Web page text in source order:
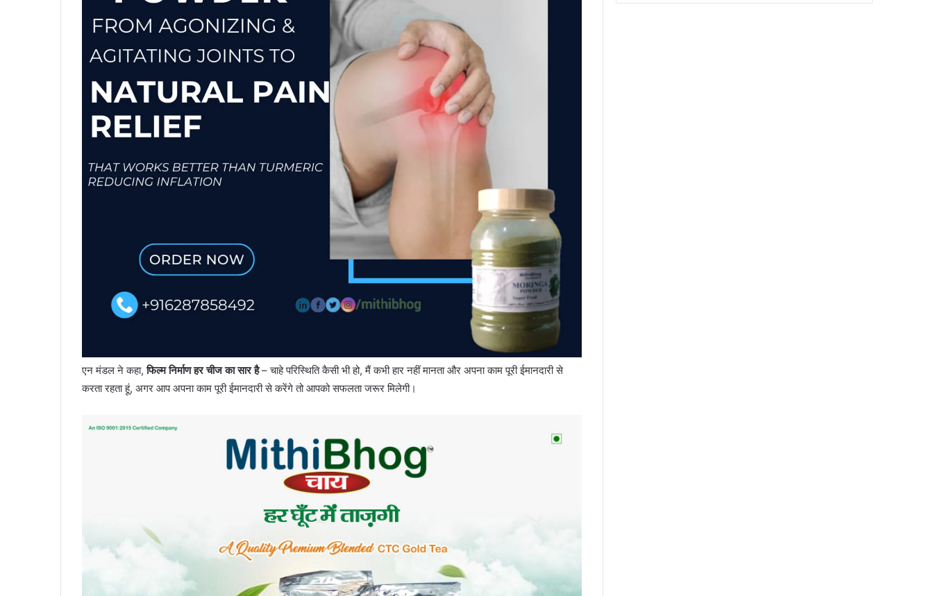
एन मंडल ने कहा,फिल्म निर्माण हर चीज का सार है– चाहे परिस्थिति कैसी भी हो, मैं कभी हार नहीं मानता और अपना काम पूरी ईमानदारी से
करता रहता हूं, अगर आप अपना काम पूरी ईमानदारी से करेंगे तो आपको सफलता जरूर मिलेगी।